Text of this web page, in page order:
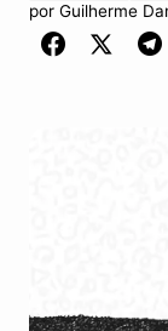
por Guilherme